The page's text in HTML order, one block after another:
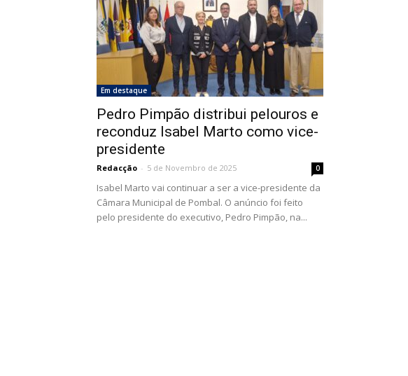
Em destaque
Pedro Pimpão distribui pelouros e
reconduz Isabel Marto como vice-
presidente
Redacção - 5 de Novembro de 2025 0
Isabel Marto vai continuar a ser a vice-presidente da
Câmara Municipal de Pombal. O anúncio foi feito
pelo presidente do executivo, Pedro Pimpão, na...